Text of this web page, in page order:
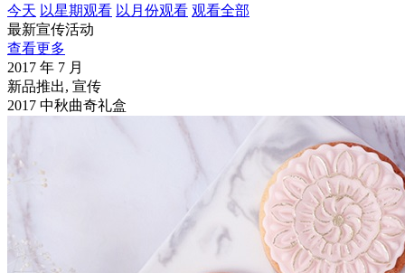
今天 以星期观看 以月份观看 观看全部
最新宣传活动
查看更多
2017 年 7 月
新品推出, 宣传
2017 中秋曲奇礼盒